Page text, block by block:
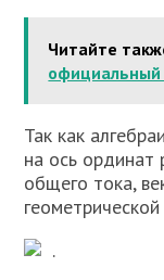
Читайте
официальный
Так как
на ось ординат
общего тока,
.